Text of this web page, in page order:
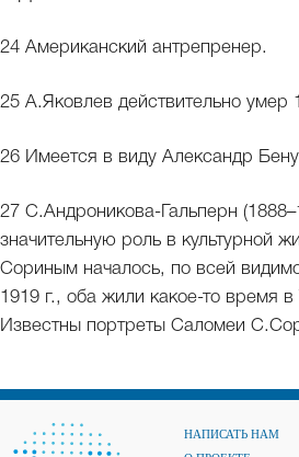
24 Американский антрепренер.
25 А.Яковлев действительно
26 Имеется в виду Александр
27 С.Андроникова-Гальперн
значительную роль в культурной
Сориным началось, по всей
1919 г., оба жили какое-то время
Известны портреты Саломеи
НАПИСАТЬ НАМ